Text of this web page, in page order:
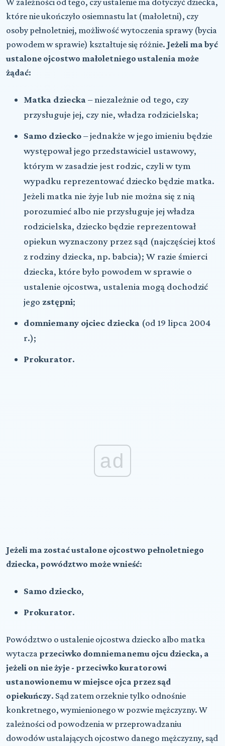
które nie ukończyło osiemnastu lat (małoletni), czy
osoby pełnoletniej, możliwość wytoczenia sprawy (bycia
powodem w sprawie) kształtuje się różnie. Jeżeli ma być
ustalone ojcostwo małoletniego ustalenia może
żądać:
Matka dziecka – niezależnie od tego, czy
przysługuje jej, czy nie, władza rodzicielska;
Samo dziecko– jednakże w jego imieniu będzie
występował jego przedstawiciel ustawowy,
którym w zasadzie jest rodzic, czyli w tym
wypadku reprezentować dziecko będzie matka.
Jeżeli matka nie żyje lub nie można się z nią
porozumieć albo nie przysługuje jej władza
rodzicielska, dziecko będzie reprezentował
opiekun wyznaczony przez sąd (najczęściej ktoś
z rodziny dziecka, np. babcia); W razie śmierci
dziecka, które było powodem w sprawie o
ustalenie ojcostwa, ustalenia mogą dochodzić
jego zstępni;
domniemany ojciec dziecka (od 19 lipca 2004
r.);
Prokurator.
ad
Jeżeli ma zostać ustalone ojcostwo pełnoletniego
dziecka, powództwo może wnieść:
Samo dziecko,
Prokurator.
Powództwo o ustalenie ojcostwa dziecko albo matka
wytacza przeciwko domniemanemu ojcu dziecka, a
jeżeli on nie żyje - przeciwko kuratorowi
ustanowionemu w miejsce ojca przez sąd
opiekuńczy. Sąd zatem orzeknie tylko odnośnie
konkretnego, wymienionego w pozwie mężczyzny. W
zależności od powodzenia w przeprowadzaniu
dowodów ustalających ojcostwo danego mężczyzny, sąd